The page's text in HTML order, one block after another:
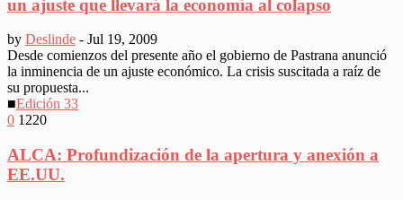
un ajuste que llevará la economía al colapso
by Deslinde - Jul 19, 2009
Desde comienzos del presente año el gobierno de Pastrana anunció
la inminencia de un ajuste económico. La crisis suscitada a raíz de
su propuesta...
■Edición 33
0 1220
ALCA: Profundización de la apertura y anexión a
EE.UU.